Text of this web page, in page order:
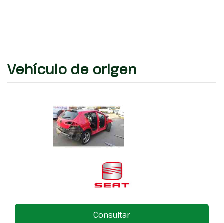
Vehículo de origen
Consultar